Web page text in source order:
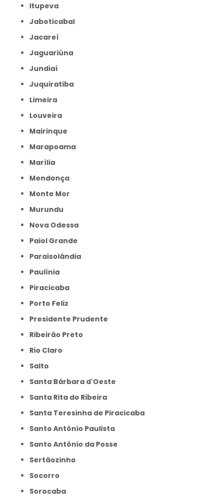
Itupeva
Jaboticabal
Jacareí
Jaguariúna
Jundiaí
Juquiratiba
Limeira
Louveira
Mairinque
Marapoama
Marília
Mendonça
Monte Mor
Murundu
Nova Odessa
Paiol Grande
Paraisolândia
Paulínia
Piracicaba
Porto Feliz
Presidente Prudente
Ribeirão Preto
Rio Claro
Salto
Santa Bárbara d'Oeste
Santa Rita do Ribeira
Santa Teresinha de Piracicaba
Santo Antônio Paulista
Santo Antônio da Posse
Sertãozinho
Socorro
Sorocaba